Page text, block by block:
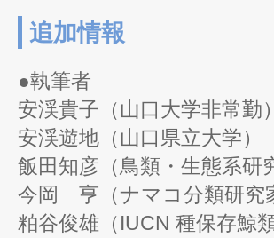
追加情報
●執筆者
安渓貴子（山口大学非常勤）
安渓遊地（山口県立大学）
飯田知彦（鳥類・生態系研
今岡 亨（ナマコ分類研究
粕谷俊雄（IUCN 種保存鯨